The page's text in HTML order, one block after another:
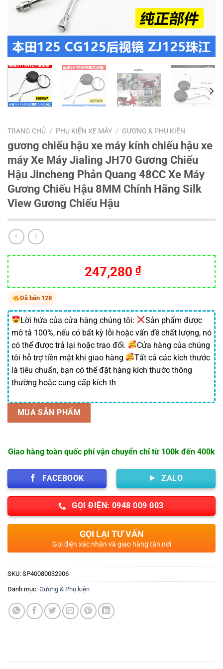
TRANG CHỦ / PHỤ KIỆN XE MÁY / GƯƠNG & PHỤ KIỆN
gương chiếu hậu xe máy kính chiếu hậu xe
máy Xe Máy Jialing JH70 Gương Chiếu
Hậu Jincheng Phản Quang 48CC Xe Máy
Gương Chiếu Hậu 8MM Chính Hãng Silk
View Gương Chiếu Hậu
Giá
gốc
309,100 ₫.
247,280 ₫Giá
hiện
là:
247,280 ₫.
Đã bán 128
Lời hứa của cửa hàng chúng tôi:
Sản phẩm được
mô tả 100%, nếu có bất kỳ lỗi hoặc vấn đề chất lượng, nó
có thể được trả lại hoặc trao đổi.
Cửa hàng của chúng
tôi hỗ trợ tiền mặt khi giao hàng
Tất cả các kích thước
là tiêu chuẩn, bạn có thể đặt hàng kích thước thông
thường hoặc cung cấp kích th
MUA SẢN PHẨM
Giao hàng toàn quốc phí vận chuyển chỉ từ 100k đến 400k
FACEBOOK ZALO
GỌI ĐIỆN: 0948 009 003
GỌI LẠI TƯ VẤN
Gọi điện xác nhận và giao hàng tận nơi
SKU: SP40080032906
Danh mục: Gương & Phụ kiện